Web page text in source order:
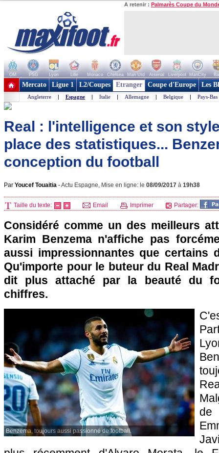
A retenir : Palmarès Coupe du
OM PSG Lyon Lille Monaco Chelsea Man Utd Arsenal Liverpool ManCity
+ de clubs
Mercato Ligue 1 L2/Coupes Etranger Coupe d'Europe Les
Angleterre | Espagne | Italie | Allemagne | Belgique | Pays-Bas
Real : l'intelligence et son
place des statistiques...
conception du football
Par Youcef Touaitia -Actu Espagne, Mise en ligne: le 08/09/2017 à 19h38
Taille du texte: Email Imprimer Partager:
Considéré comme un des meilleurs
Karim Benzema n'affiche pas
aussi impressionnantes que certains
Qu'importe pour le buteur du Real
dit plus attaché par la beauté du
chiffres.
Benzema, toujours aussi passionné de football.
de